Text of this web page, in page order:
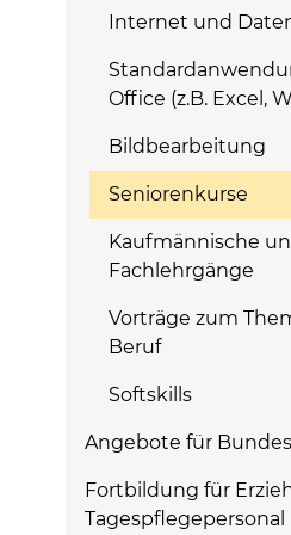
Internet und
Office (z.B. Excel,
Bildbearbeitung
Seniorenkurse
Kaufmännische
Fachlehrgänge
Vorträge zum
Beruf
Softskills
Angebote für
Fortbildung für
Tagespflegepersonal